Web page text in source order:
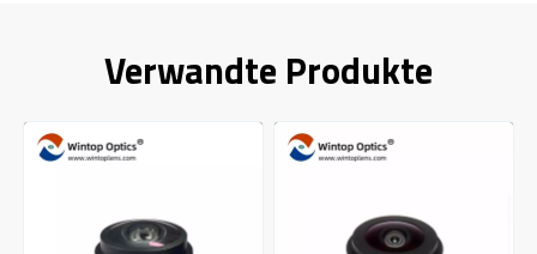
Verwandte Produkte